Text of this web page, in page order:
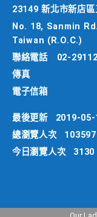
23149 新北市新店
No. 18, Sanmin
Taiwan (R.O.C.)
聯絡電話
02-
傳真
電子信箱
最後更新
2019-05-
總瀏覽人次
今日瀏覽人次
3130